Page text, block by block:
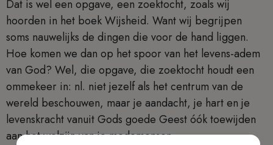
Dat is wel een opgave, een zoektocht, zoals wij
hoorden in het boek Wijsheid. Want wij begrijpen
soms nauwelijks de dingen die voor de hand liggen.
Hoe komen we dan op het spoor van het levens-adem
van God? Wel, die opgave, die zoektocht houdt een
ommekeer in: nl. niet jezelf als het centrum van de
wereld beschouwen, maar je aandacht, je hart en je
levenskracht vanuit Gods goede Geest óók toewijden
aan het welzijn van je medemensen.